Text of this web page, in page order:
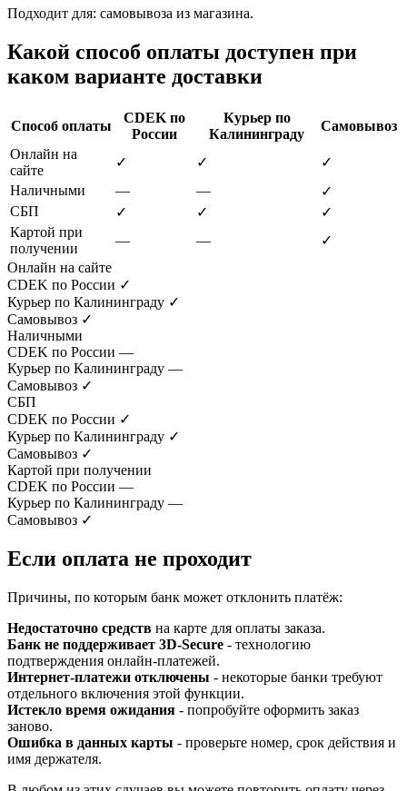
Подходит для: самовывоза из магазина.
Какой способ оплаты доступен при
каком варианте доставки
Способ оплаты
CDEK по
России
Курьер по
Калининграду
Самовывоз
Онлайн на
сайте
✓ ✓
✓
Наличными
— —
✓
СБП
✓ ✓
✓
Картой при
получении
— —
✓
Онлайн на сайте
CDEK по России ✓
Курьер по Калининграду ✓
Самовывоз ✓
Наличными
CDEK по России —
Курьер по Калининграду —
Самовывоз ✓
СБП
CDEK по России ✓
Курьер по Калининграду ✓
Самовывоз ✓
Картой при получении
CDEK по России —
Курьер по Калининграду —
Самовывоз ✓
Если оплата не проходит
Причины, по которым банк может отклонить платёж:
Недостаточно средств на карте для оплаты заказа.
Банк не поддерживает 3D-Secure - технологию
подтверждения онлайн-платежей.
Интернет-платежи отключены - некоторые банки требуют
отдельного включения этой функции.
Истекло время ожидания - попробуйте оформить заказ
заново.
Ошибка в данных карты - проверьте номер, срок действия и
имя держателя.